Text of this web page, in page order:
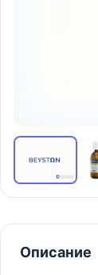
Описание